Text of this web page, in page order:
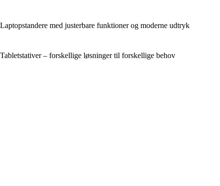
Laptopstandere med justerbare funktioner og moderne udtryk
Tabletstativer – forskellige løsninger til forskellige behov